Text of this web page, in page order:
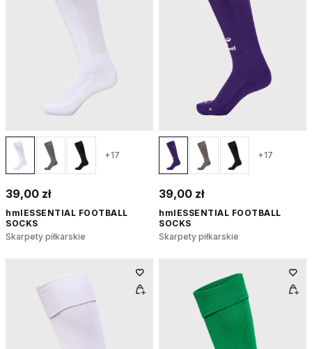
+17
39,00 zł
hmlESSENTIAL FOOTBALL
SOCKS
Skarpety piłkarskie
+17
39,00 zł
hmlESSENTIAL FOOTBALL
SOCKS
Skarpety piłkarskie